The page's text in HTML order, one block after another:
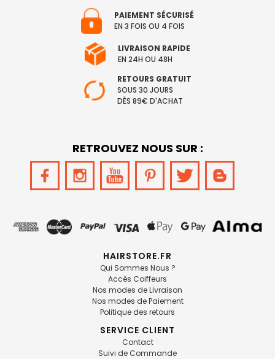
PAIEMENT SÉCURISÉ
EN 3 FOIS OU 4 FOIS
LIVRAISON RAPIDE
EN 24H OU 48H
RETOURS GRATUIT
SOUS 30 JOURS
DÈS 89€ D'ACHAT
RETROUVEZ NOUS SUR :
HAIRSTORE.FR
Qui Sommes Nous ?
Accès Coiffeurs
Nos modes de Livraison
Nos modes de Paiement
Politique des retours
SERVICE CLIENT
Contact
Suivi de Commande